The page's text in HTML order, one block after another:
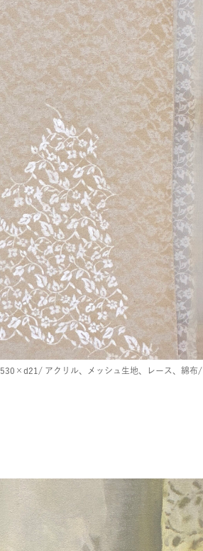
アクリル、メッシュ生地、レース、綿布/